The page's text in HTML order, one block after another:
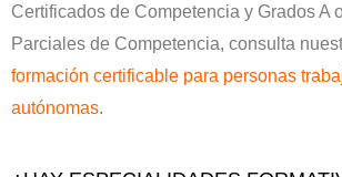
Certificados de Competencia y Grados A
Parciales de Competencia, consulta
formación certificable para personas
autónomas.